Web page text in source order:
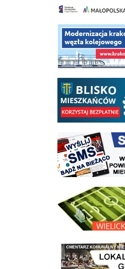
link do opisu projektu
link do opisu aplikacji -
link do strony systemu
link do opisu projektu
link do lokalizatora grobów